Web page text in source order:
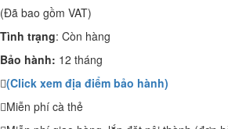
(Đã bao gồm VAT)
Tình trạng: Còn hàng
Bảo hành: 12 tháng
(Click xem địa điểm bảo hành)
Miễn phí cà thẻ